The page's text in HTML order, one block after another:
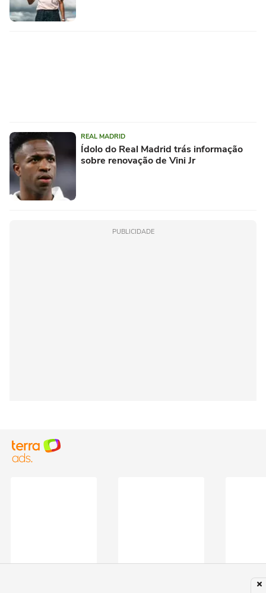
REAL MADRID
Ídolo do Real Madrid trás informação
sobre renovação de Vini Jr
PUBLICIDADE